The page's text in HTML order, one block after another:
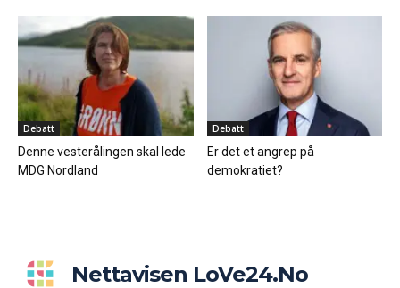
Debatt
Denne vesterålingen skal lede
MDG Nordland
Debatt
Er det et angrep på
demokratiet?
Nettavisen LoVe24.no